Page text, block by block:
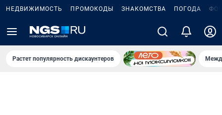
НЕДВИЖИМОСТЬ ПРОМОКОДЫ ЗНАКОМСТВА ПОГОДА
Растет популярность дискаунтеров